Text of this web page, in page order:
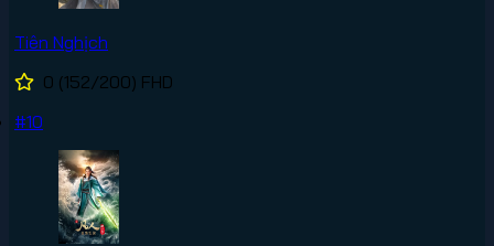
Tiên Nghịch
0 (152/200) FHD
#10